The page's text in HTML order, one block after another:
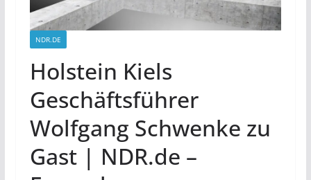
NDR.DE
Holstein Kiels
Geschäftsführer
Wolfgang Schwenke zu
Gast | NDR.de –